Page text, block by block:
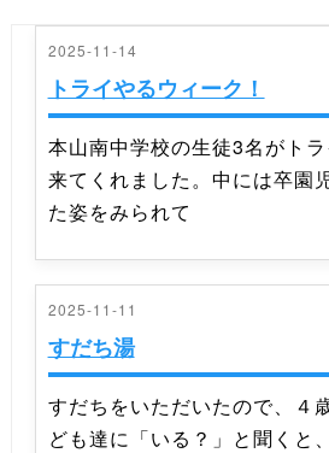
2025-11-14
トライやるウィーク！
本山南中学校の生徒3名がト
来てくれました。中には卒園
た姿をみられて
2025-11-11
すだち湯
すだちをいただいたので、４
ども達に「いる？」と聞くと